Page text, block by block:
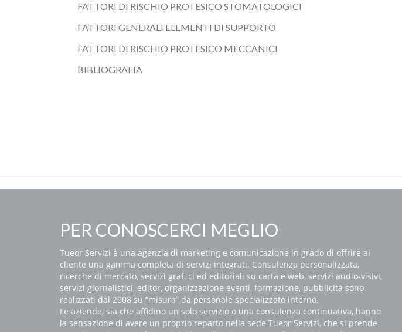
FATTORI DI RISCHIO PROTESICO STOMATOLOGICI
FATTORI GENERALI ELEMENTI DI SUPPORTO
FATTORI DI RISCHIO PROTESICO MECCANICI
BIBLIOGRAFIA
PER CONOSCERCI MEGLIO
Tueor Servizi è una agenzia di marketing e comunicazione in grado di offrire al
cliente una gamma completa di servizi integrati. Consulenza personalizzata,
ricerche di mercato, servizi grafi ci ed editoriali su carta e web, servizi audio-visivi,
servizi giornalistici, editor, organizzazione eventi, formazione, pubblicità sono
realizzati dal 2008 su “misura” da personale specializzato interno.
Le aziende, sia che affidino un solo servizio o una consulenza continuativa, hanno
la sensazione di avere un proprio reparto nella sede Tueor Servizi, che si prende